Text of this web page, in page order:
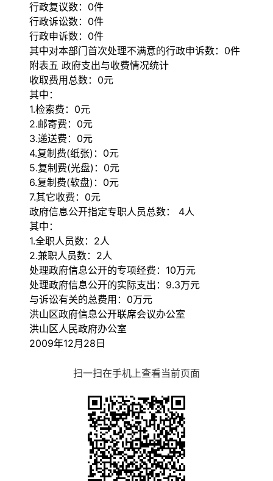
行政复议数：0件
行政诉讼数：0件
行政申诉数：0件
其中对本部门首次处理不满意的行政申诉数：0件
附表五 政府支出与收费情况统计
收取费用总数：0元
其中：
1.检索费：0元
2.邮寄费：0元
3.递送费：0元
4.复制费(纸张)：0元
5.复制费(光盘)：0元
6.复制费(软盘)：0元
7.其它收费：0元
政府信息公开指定专职人员总数： 4人
其中：
1.全职人员数：2人
2.兼职人员数：2人
处理政府信息公开的专项经费：10万元
处理政府信息公开的实际支出：9.3万元
与诉讼有关的总费用：0万元
洪山区政府信息公开联席会议办公室
洪山区人民政府办公室
2009年12月28日
扫一扫在手机上查看当前页面